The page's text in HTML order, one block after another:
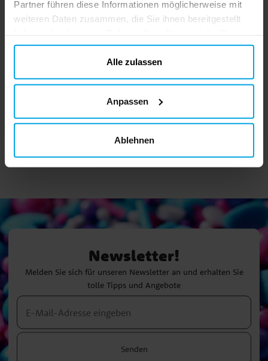
Partner führen diese Informationen möglicherweise mit
weiteren Daten zusammen, die Sie ihnen bereitgestellt
gesammelt haben. Ihre Einwilligung können Sie jederzeit.
Alle zulassen
Anpassen
Ablehnen
Kinderkostüm Deluxe 5-
6 Jahre
IN DEN KORB
Sonic Kinderkostüm 7-8
IN DEN KORB
Newsletter!
Melden Sie sich für unseren Newsletter an und erhalten Sie
tolle Tipps und Angebote
Senden